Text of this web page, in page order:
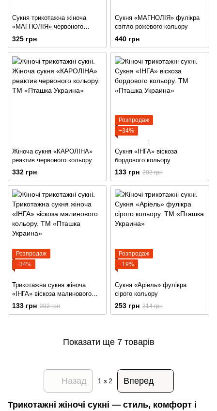
Сукня трикотажна жіноча
«МАГНОЛІЯ» червоного
кольору
325 грн
Сукня «МАГНОЛІЯ» фулікра
світло-рожевого кольору
440 грн
Жіноча сукня «КАРОЛІНА»
реактив червоного кольору
332 грн
Розпродаж
−34%
1
Сукня «ІНГА» віскоза
бордового кольору
133 грн 202 грн
Розпродаж
−34%
Трикотажна сукня жіноча
«ІНГА» віскоза малинового
кольору
133 грн 202 грн
Розпродаж
−19%
Сукня «Аріель» фулікра
сірого кольору
253 грн 314 грн
Показати ще 7 товарів
Назад 1 з 2 Вперед
Трикотажні жіночі сукні — стиль, комфорт і